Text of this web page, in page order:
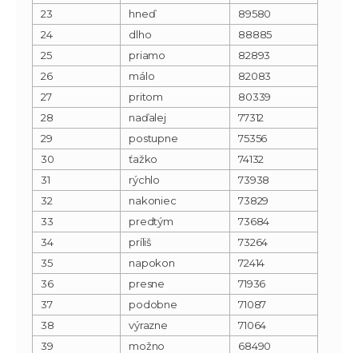
23
hneď
89580
24
dlho
88885
25
priamo
82893
26
málo
82083
27
pritom
80339
28
naďalej
77312
29
postupne
75356
30
ťažko
74132
31
rýchlo
73938
32
nakoniec
73829
33
predtým
73684
34
príliš
73264
35
napokon
72414
36
presne
71936
37
podobne
71087
38
výrazne
71064
39
možno
68490